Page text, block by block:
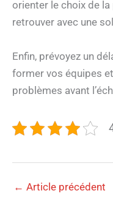
orienter le choix de
retrouver avec une
Enfin, prévoyez un
former vos équipes
problèmes avant
← Article précédent